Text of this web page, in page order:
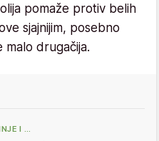
pomaže protiv belih
sjajnijim, posebno
malo drugačija.
I …